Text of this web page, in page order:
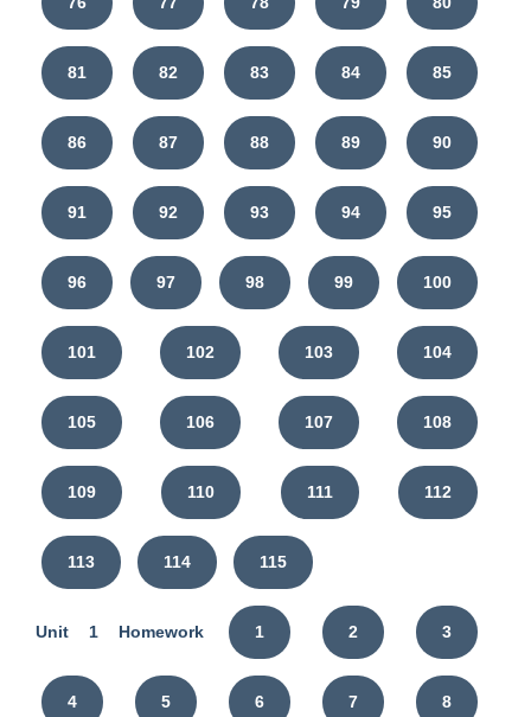
81 82 83 84 85
86 87 88 89 90
91 92 93 94 95
96 97 98 99 100
101 102 103 104
105 106 107 108
109 110 111 112
113 114 115
Unit 1 Homework 1 2 3
4 5 6 7 8